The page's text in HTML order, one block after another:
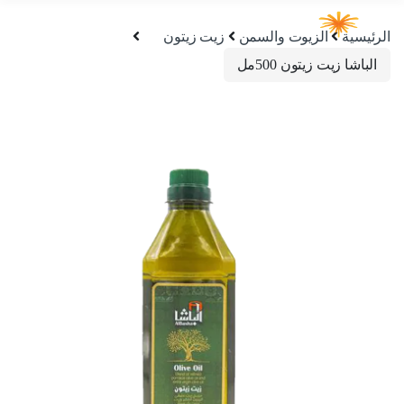
الرئيسية الزيوت والسمن
زيت زيتون
الباشا زيت زيتون 500مل